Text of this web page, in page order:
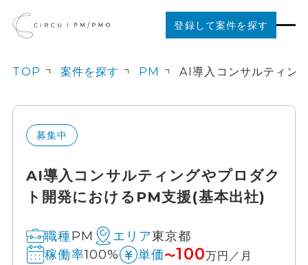
登録して案件を探す
ご利用の流れ
お役立ちコンテンツ
TOP 案件を探す PM
募集中
AI導入コンサルティングやプロダク
ト開発におけるPM支援(基本出社)
職種PM エリア東京都
稼働率100% 単価〜100万円／月